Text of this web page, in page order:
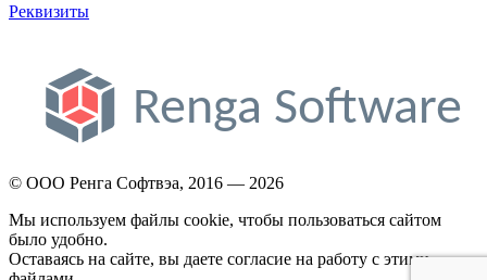
Реквизиты
© ООО Ренга Софтвэа, 2016 — 2026
Мы используем файлы cookie, чтобы пользоваться сайтом
было удобно.
Оставаясь на сайте, вы даете согласие на работу с этими